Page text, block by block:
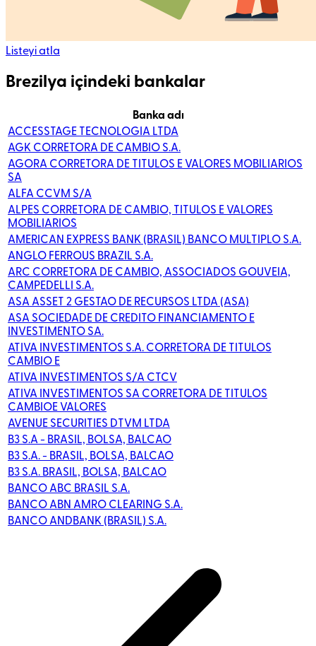
Listeyi atla
Brezilya içindeki bankalar
Banka adı
ACCESSTAGE TECNOLOGIA LTDA
AGK CORRETORA DE CAMBIO S.A.
AGORA CORRETORA DE TITULOS E VALORES MOBILIARIOS
SA
ALFA CCVM S/A
ALPES CORRETORA DE CAMBIO, TITULOS E VALORES
MOBILIARIOS
AMERICAN EXPRESS BANK (BRASIL) BANCO MULTIPLO S.A.
ANGLO FERROUS BRAZIL S.A.
ARC CORRETORA DE CAMBIO, ASSOCIADOS GOUVEIA,
CAMPEDELLI S.A.
ASA ASSET 2 GESTAO DE RECURSOS LTDA (ASA)
ASA SOCIEDADE DE CREDITO FINANCIAMENTO E
INVESTIMENTO SA.
ATIVA INVESTIMENTOS S.A. CORRETORA DE TITULOS
CAMBIO E
ATIVA INVESTIMENTOS S/A CTCV
ATIVA INVESTIMENTOS SA CORRETORA DE TITULOS
CAMBIOE VALORES
AVENUE SECURITIES DTVM LTDA
B3 S.A - BRASIL, BOLSA, BALCAO
B3 S.A. - BRASIL, BOLSA, BALCAO
B3 S.A. BRASIL, BOLSA, BALCAO
BANCO ABC BRASIL S.A.
BANCO ABN AMRO CLEARING S.A.
BANCO ANDBANK (BRASIL) S.A.